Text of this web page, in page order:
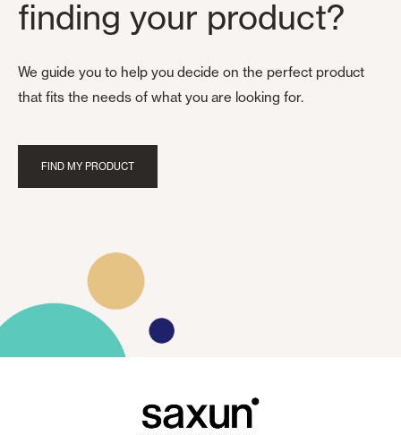
finding your product?
We guide you to help you decide on the perfect product
that fits the needs of what you are looking for.
FIND MY PRODUCT